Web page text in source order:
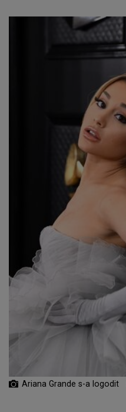
Ariana Grande s-a logodit